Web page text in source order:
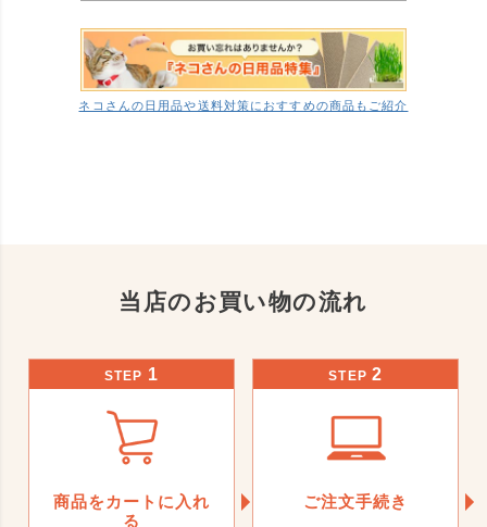
ネコさんの日用品や送料対策におすすめの商品もご紹介
当店のお買い物の流れ
STEP 1
商品をカートに入れ
る
STEP 2
ご注文手続き